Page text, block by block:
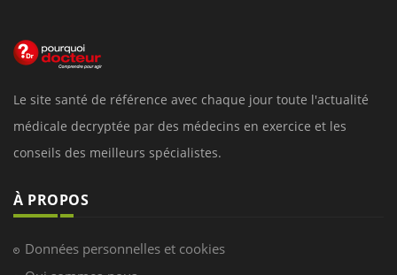
Le site santé de référence avec chaque jour toute l'actualité
médicale decryptée par des médecins en exercice et les
conseils des meilleurs spécialistes.
À PROPOS
Données personnelles et cookies